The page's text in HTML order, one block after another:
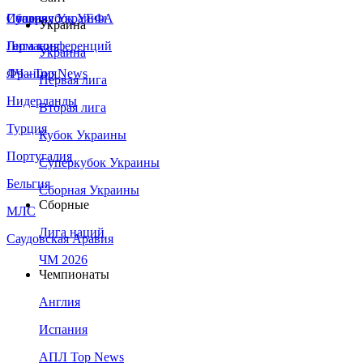
Сборная Украины
Италия
Германия
Франция
Нидерланды
Турция
Португалия
Бельгия
МЛС
Саудовская Аравия
Суперкубок УЕФА
Лига конференций
ЛЧ - Top News
Украина
Украина
Первая лига
Вторая лига
Кубок Украины
Суперкубок Украины
Сборная Украины
Сборные
Лига наций
ЧМ 2026
Чемпионаты
Англия
Испания
АПЛ Top News